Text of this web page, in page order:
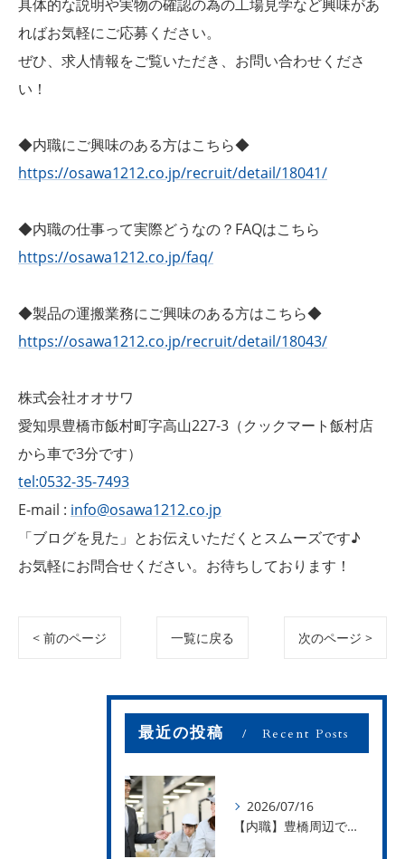
具体的な説明や実物の確認の為の工場見学など興味があ
ればお気軽にご応募ください。
ぜひ、求人情報をご覧いただき、お問い合わせくださ
い！
◆内職にご興味のある方はこちら◆
https://osawa1212.co.jp/recruit/detail/18041/
◆内職の仕事って実際どうなの？FAQはこちら
https://osawa1212.co.jp/faq/
◆製品の運搬業務にご興味のある方はこちら◆
https://osawa1212.co.jp/recruit/detail/18043/
株式会社オオサワ
愛知県豊橋市飯村町字高山227-3（クックマート飯村店
から車で3分です）
tel:0532-35-7493
E-mail : info@osawa1212.co.jp
「ブログを見た」とお伝えいただくとスムーズです♪
お気軽にお問合せください。お待ちしております！
< 前のページ 一覧に戻る 次のページ >
最近の投稿 Recent Posts
2026/07/16
【内職】豊橋周辺で内職のお仕事を探している方募集中！【お仕事の内容】